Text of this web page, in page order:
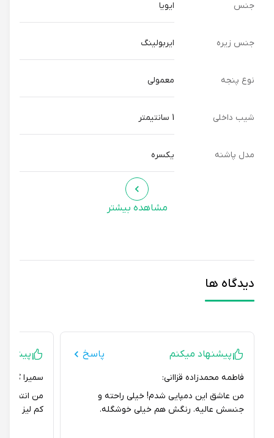
جنس
جنس زیره ایربولینگ
نوع پنجه معمولی
شیب داخلی
مدل پاشنه یکسره
مشاهده بیشتر
دیدگاه ها
پیشنهاد میکنم پاسخ
فاطمه محمدزاده قزاانی:
من عاشق این دمپایی شدم! خیلی راحته و
جنسش عالیه. رنگش هم خیلی خوشگله.
پیشنهاد
سمیرا گل
من انتظار
کم لیز بود و